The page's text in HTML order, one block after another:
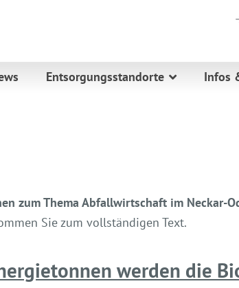
Entsorgungsstandorte Infos
zum Thema Abfallwirtschaft im Neckar-
Sie zum vollständigen Text.
werden die